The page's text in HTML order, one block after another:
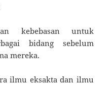
kebebasan untuk
bidang sebelum
mereka.
ilmu eksakta dan ilmu